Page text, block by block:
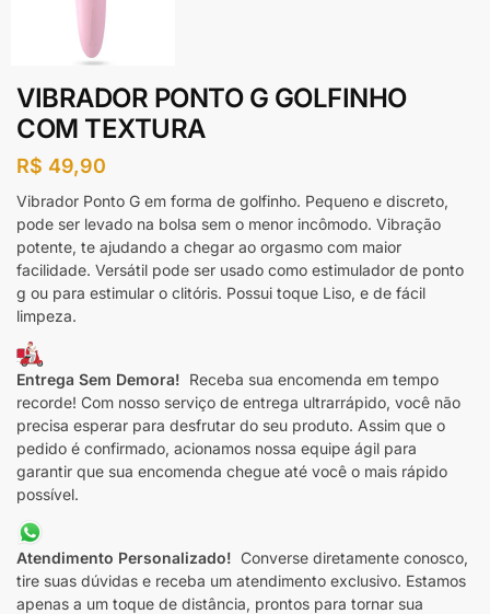
VIBRADOR PONTO G GOLFINHO
COM TEXTURA
R$ 49,90
Vibrador Ponto G em forma de golfinho. Pequeno e discreto,
pode ser levado na bolsa sem o menor incômodo. Vibração
potente, te ajudando a chegar ao orgasmo com maior
facilidade. Versátil pode ser usado como estimulador de ponto
g ou para estimular o clitóris. Possui toque Liso, e de fácil
limpeza.
Entrega Sem Demora! Receba sua encomenda em tempo
recorde! Com nosso serviço de entrega ultrarrápido, você não
precisa esperar para desfrutar do seu produto. Assim que o
pedido é confirmado, acionamos nossa equipe ágil para
garantir que sua encomenda chegue até você o mais rápido
possível.
Atendimento Personalizado! Converse diretamente conosco,
tire suas dúvidas e receba um atendimento exclusivo. Estamos
apenas a um toque de distância, prontos para tornar sua